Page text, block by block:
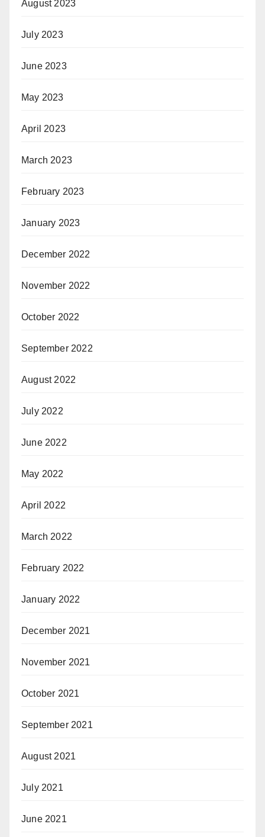
August 2023
July 2023
June 2023
May 2023
April 2023
March 2023
February 2023
January 2023
December 2022
November 2022
October 2022
September 2022
August 2022
July 2022
June 2022
May 2022
April 2022
March 2022
February 2022
January 2022
December 2021
November 2021
October 2021
September 2021
August 2021
July 2021
June 2021